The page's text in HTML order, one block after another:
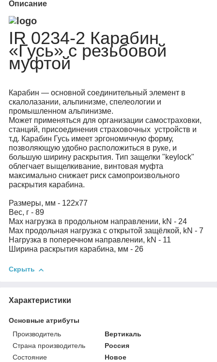
Описание
IR 0234-2 Карабин
«Гусь» c резьбовой
муфтой
Карабин — основной соединительный элемент в
скалолазании, альпинизме, спелеологии и
промышленном альпинизме.
Может применяться для организации самостраховки,
станций, присоединения страховочных устройств и
т.д. Карабин Гусь имеет эргономичную форму,
позволяющую удобно расположиться в руке, и
большую ширину раскрытия. Тип защелки "keylock"
облегчает выщелкивание, винтовая муфта
максимально снижает риск самопроизвольного
раскрытия карабина.
Размеры, мм - 122х77
Вес, г - 89
Мах нагрузка в продольном направлении, kN - 24
Max продольная нагрузка с открытой защёлкой, kN - 7
Нагрузка в поперечном направлении, kN - 11
Ширина раскрытия карабина, мм - 26
Скрыть
Характеристики
Основные атрибуты
Производитель
Вертикаль
Страна производитель
Россия
Состояние
Новое